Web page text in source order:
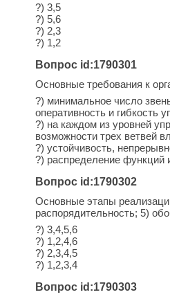
?) 3,5
?) 5,6
?) 2,3
?) 1,2
Вопрос id:1790301
Основные требования к
?) минимальное число
оперативность и гибкость
?) на каждом из уровней
возможности трех ветвей
?) устойчивость,
?) распределение функций
Вопрос id:1790302
Основные этапы
распорядительность; 5)
?) 3,4,5,6
?) 1,2,4,6
?) 2,3,4,5
?) 1,2,3,4
Вопрос id:1790303